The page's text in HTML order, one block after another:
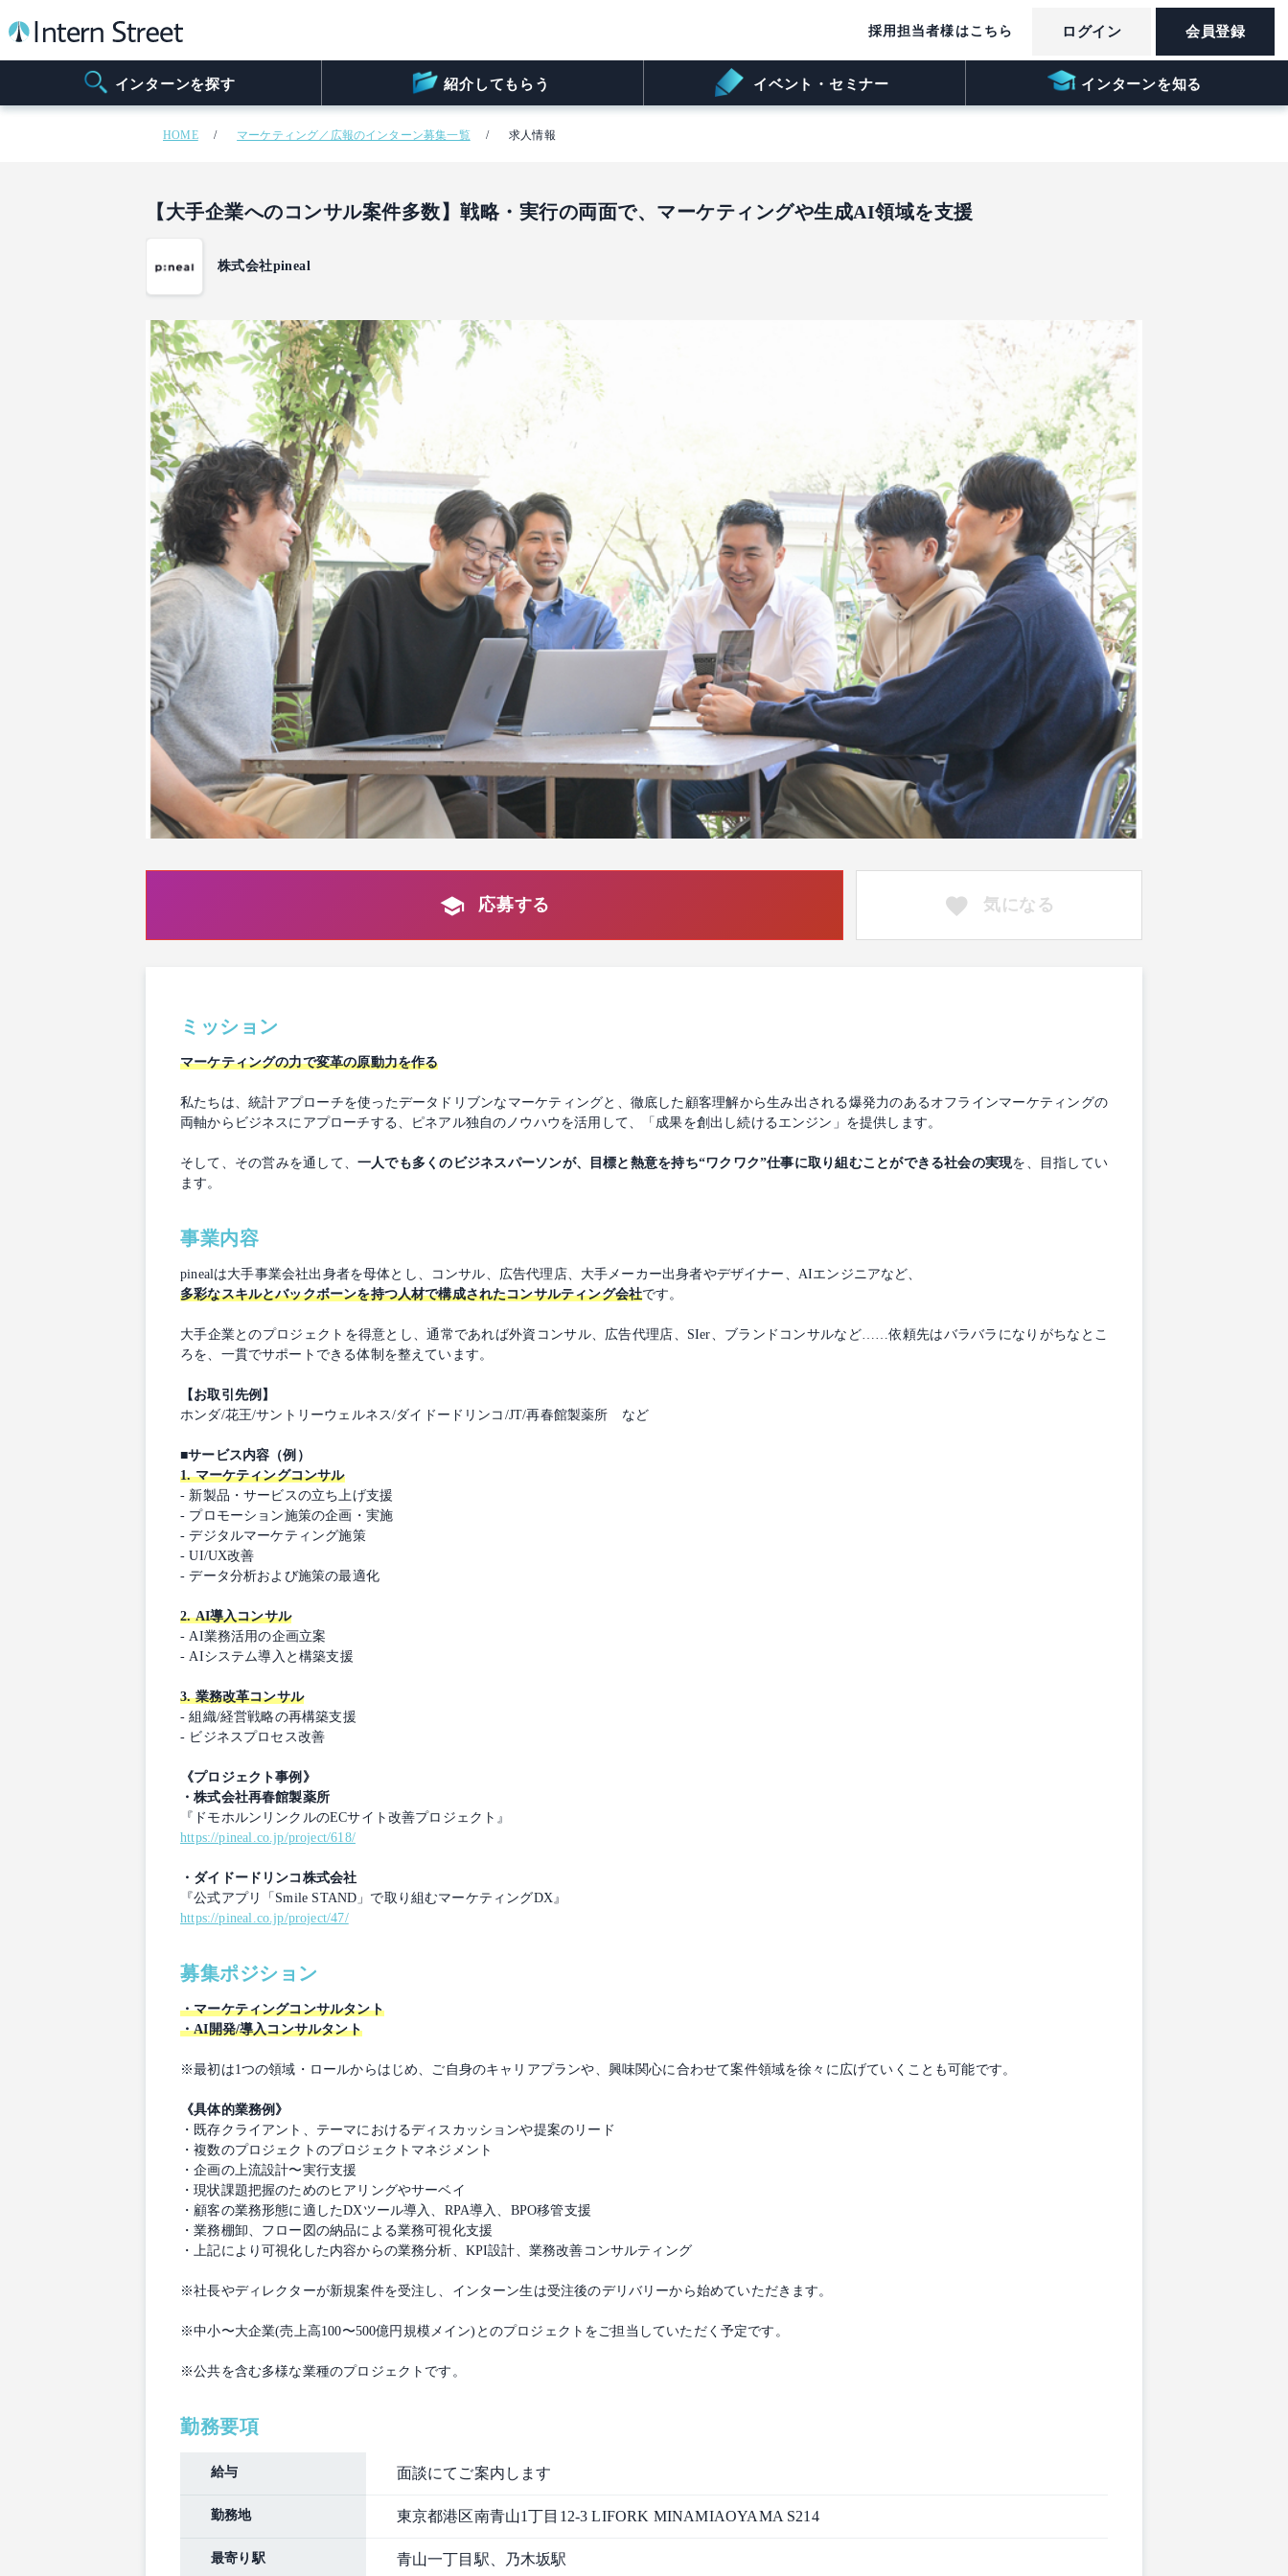
インターンを探す 紹介してもらう イベント・セミナー インターンを知る
採用担当者様はこちら ログイン 会員登録
HOME マーケティング／広報のインターン募集一覧 求人情報
【大手企業へのコンサル案件多数】戦略・実行の両面で、マーケティングや生成AI領域を支援
株式会社pineal
応募する 気になる
ミッション
マーケティングの力で変革の原動力を作る
私たちは、統計アプローチを使ったデータドリブンなマーケティングと、徹底した顧客理解から生み出される爆発力のあるオフラインマーケティングの
両軸からビジネスにアプローチする、ピネアル独自のノウハウを活用して、「成果を創出し続けるエンジン」を提供します。
そして、その営みを通して、一人でも多くのビジネスパーソンが、目標と熱意を持ち“ワクワク”仕事に取り組むことができる社会の実現を、目指してい
ます。
事業内容
pinealは大手事業会社出身者を母体とし、コンサル、広告代理店、大手メーカー出身者やデザイナー、AIエンジニアなど、
多彩なスキルとバックボーンを持つ人材で構成されたコンサルティング会社です。
大手企業とのプロジェクトを得意とし、通常であれば外資コンサル、広告代理店、SIer、ブランドコンサルなど……依頼先はバラバラになりがちなとこ
ろを、一貫でサポートできる体制を整えています。
【お取引先例】
ホンダ/花王/サントリーウェルネス/ダイドードリンコ/JT/再春館製薬所 など
■サービス内容（例）
1. マーケティングコンサル
- 新製品・サービスの立ち上げ支援
- プロモーション施策の企画・実施
- デジタルマーケティング施策
- UI/UX改善
- データ分析および施策の最適化
2. AI導入コンサル
- AI業務活用の企画立案
- AIシステム導入と構築支援
3. 業務改革コンサル
- 組織/経営戦略の再構築支援
- ビジネスプロセス改善
《プロジェクト事例》
・株式会社再春館製薬所
『ドモホルンリンクルのECサイト改善プロジェクト』
https://pineal.co.jp/project/618/
・ダイドードリンコ株式会社
『公式アプリ「Smile STAND」で取り組むマーケティングDX』
https://pineal.co.jp/project/47/
募集ポジション
・マーケティングコンサルタント
・AI開発/導入コンサルタント
※最初は1つの領域・ロールからはじめ、ご自身のキャリアプランや、興味関心に合わせて案件領域を徐々に広げていくことも可能です。
《具体的業務例》
・既存クライアント、テーマにおけるディスカッションや提案のリード
・複数のプロジェクトのプロジェクトマネジメント
・企画の上流設計〜実行支援
・現状課題把握のためのヒアリングやサーベイ
・顧客の業務形態に適したDXツール導入、RPA導入、BPO移管支援
・業務棚卸、フロー図の納品による業務可視化支援
・上記により可視化した内容からの業務分析、KPI設計、業務改善コンサルティング
※社長やディレクターが新規案件を受注し、インターン生は受注後のデリバリーから始めていただきます。
※中小〜大企業(売上高100〜500億円規模メイン)とのプロジェクトをご担当していただく予定です。
※公共を含む多様な業種のプロジェクトです。
勤務要項
給与 面談にてご案内します
勤務地 東京都港区南青山1丁目12-3 LIFORK MINAMIAOYAMA S214
最寄り駅 青山一丁目駅、乃木坂駅